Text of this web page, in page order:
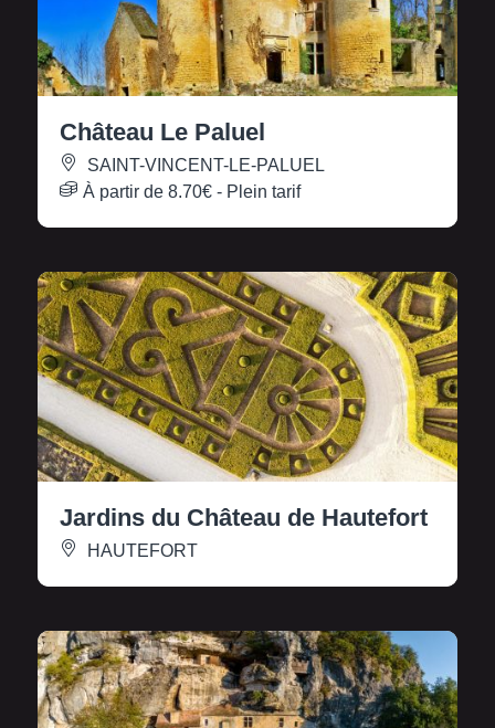
Château Le Paluel
SAINT-VINCENT-LE-PALUEL
À partir de 8.70€ - Plein tarif
Jardins du Château de Hautefort
HAUTEFORT